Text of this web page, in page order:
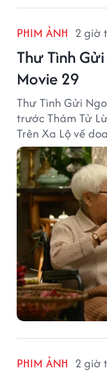
PHIM ẢNH 2 giờ
Thư Tình
Movie 29
Thư Tình Gửi
trước Thám Tử
Trên Xa Lộ về
PHIM ẢNH 2 giờ